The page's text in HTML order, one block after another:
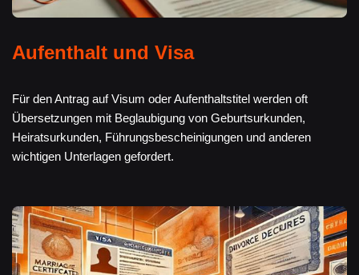
Aufenthalt und Visa
Für den Antrag auf Visum oder Aufenthaltstitel werden oft
Übersetzungen mit Beglaubigung von Geburtsurkunden,
Heiratsurkunden, Führungsbescheinigungen und anderen
wichtigen Unterlagen gefordert.